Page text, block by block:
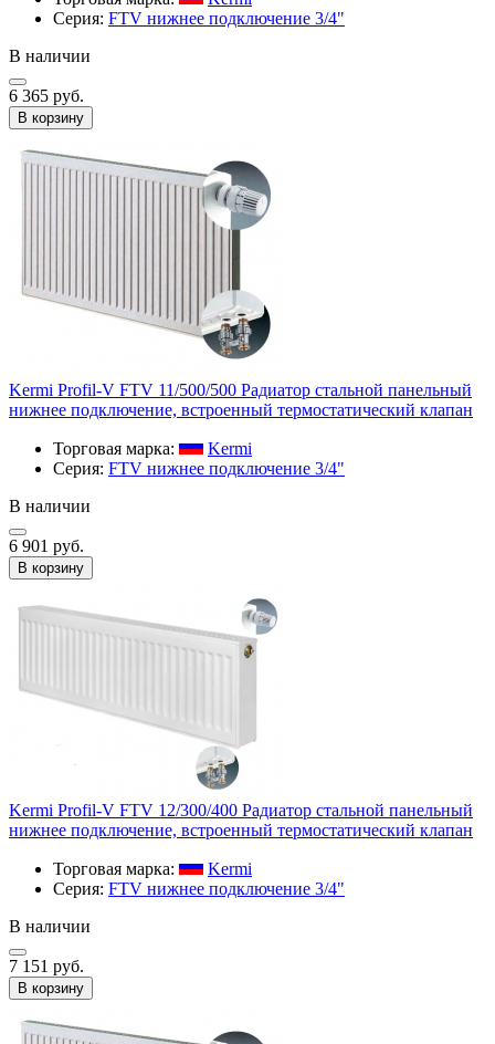
Серия: FTV нижнее подключение 3/4"
В наличии
6 365 руб.
В корзину
Kermi Profil-V FTV 11/500/500 Радиатор стальной панельный
нижнее подключение, встроенный термостатический клапан
Торговая марка:
Kermi
Серия: FTV нижнее подключение 3/4"
В наличии
6 901 руб.
В корзину
Kermi Profil-V FTV 12/300/400 Радиатор стальной панельный
нижнее подключение, встроенный термостатический клапан
Торговая марка:
Kermi
Серия: FTV нижнее подключение 3/4"
В наличии
7 151 руб.
В корзину